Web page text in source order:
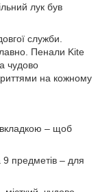
лук був
служби.
Пенали Kite
чудово
на кожному
вкладкою – щоб
предметів – для